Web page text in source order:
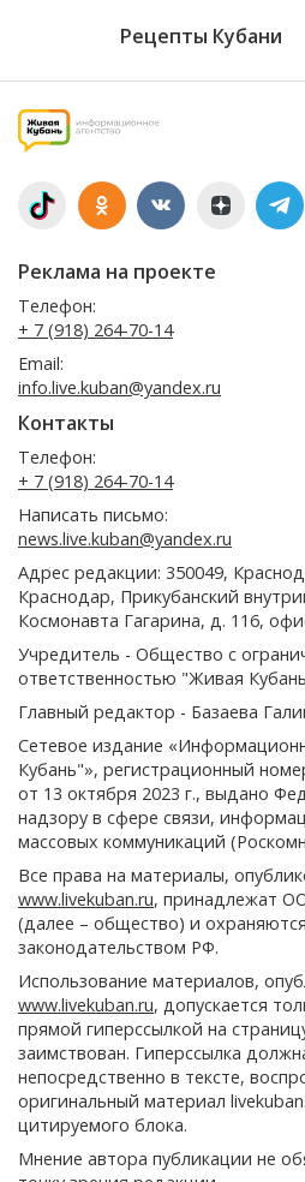
Рецепты Кубани
Реклама на проекте
Телефон:
+ 7 (918) 264-70-14
Email:
info.live.kuban@yandex.ru
Контакты
Телефон:
+ 7 (918) 264-70-14
Написать письмо:
news.live.kuban@yandex.ru
Адрес редакции: 350049,
Краснодар, Прикубанский
Космонавта Гагарина, д. 116,
Учредитель - Общество с
ответственностью "Живая
Главный редактор - Базаева
Сетевое издание
Кубань"», регистрационный
от 13 октября 2023 г., выдано
надзору в сфере связи,
массовых коммуникаций
Все права на материалы,
www.livekuban.ru, принадлежат
(далее – общество) и
законодательством РФ.
Использование материалов,
www.livekuban.ru, допускается
прямой гиперссылкой на
заимствован. Гиперссылка
непосредственно в тексте,
оригинальный материал
цитируемого блока.
Мнение автора публикации не